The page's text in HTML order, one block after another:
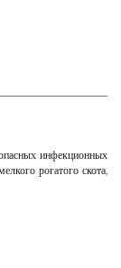
инфекционных
рогатого скота,